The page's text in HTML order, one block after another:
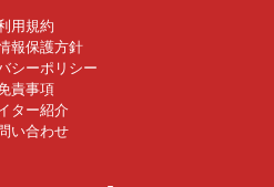
用規約
報保護方針
シーポリシー
責事項
ター紹介
い合わせ